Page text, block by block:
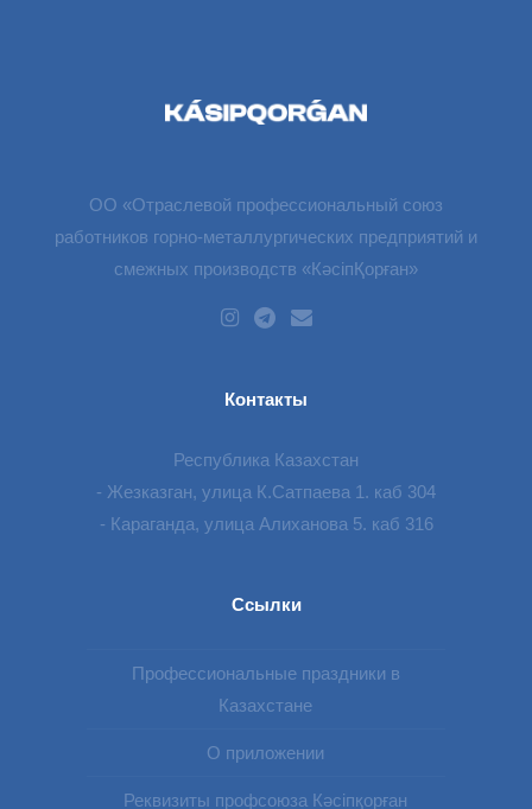
ОО «Отраслевой профессиональный союз
работников горно-металлургических предприятий и
смежных производств «КәсіпҚорған»
Контакты
Республика Казахстан
- Жезказган, улица К.Сатпаева 1. каб 304
- Караганда, улица Алиханова 5. каб 316
Ссылки
Профессиональные праздники в
Казахстане
О приложении
Реквизиты профсоюза Кәсіпқорған